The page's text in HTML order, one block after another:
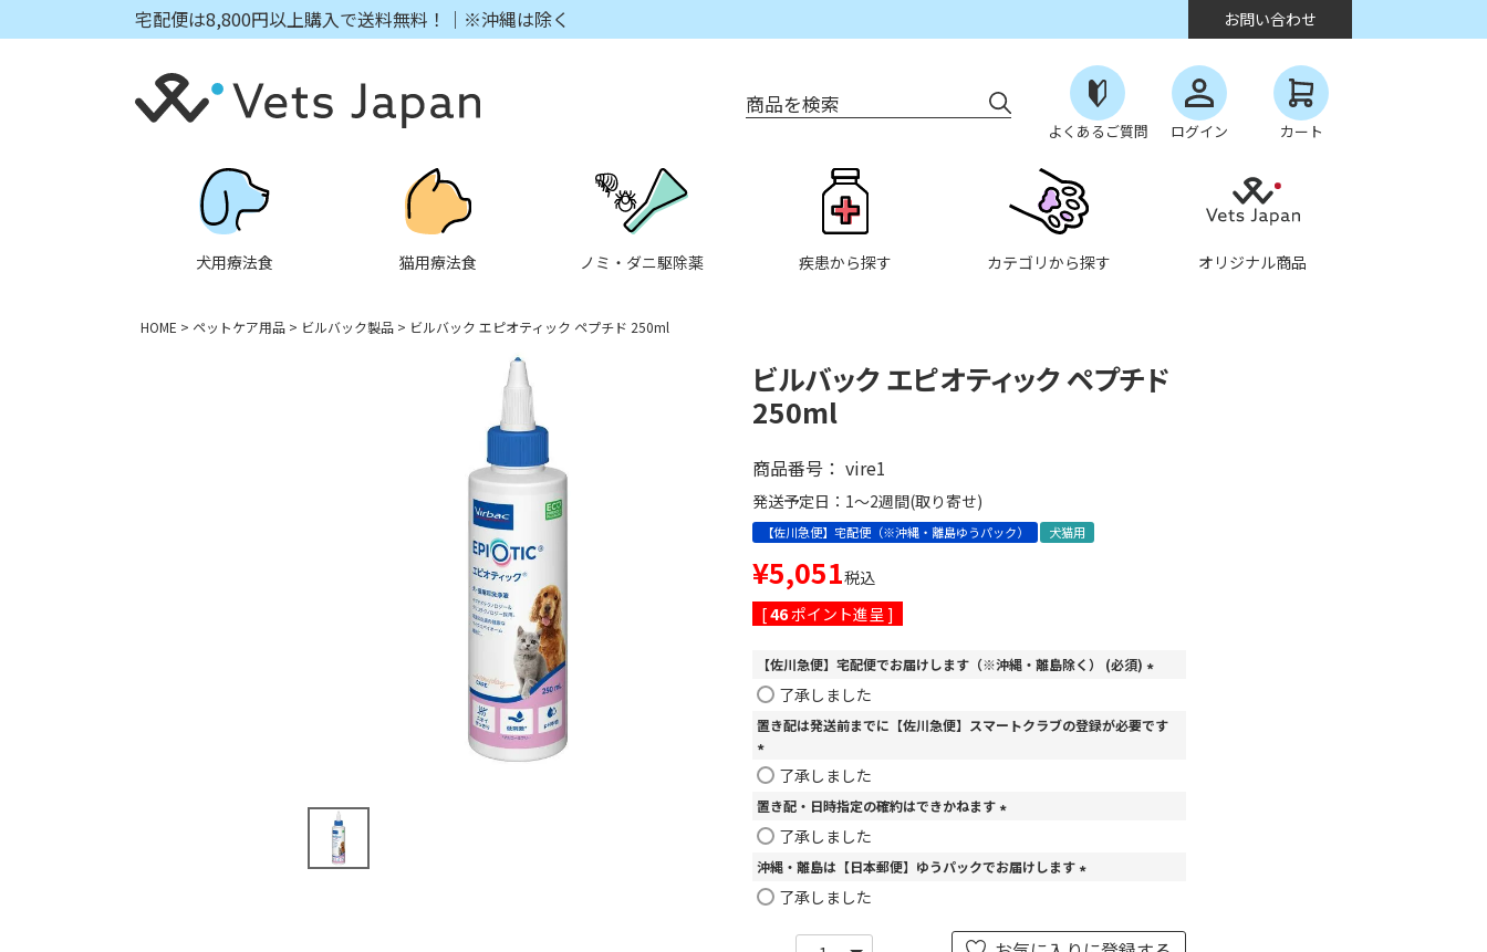
宅配便は8,800円以上購入で送料無料！｜※沖縄は除く お問い合わせ
商品を検索
よくあるご質問 ログイン カート
犬用療法食 猫用療法食 ノミ・ダニ駆除薬 疾患から探す カテゴリから探す オリジナル商品
HOME ペットケア用品 ビルバック製品 ビルバック エピオティック ペプチド 250ml
ビルバック エピオティック ペプチド
250ml
商品番号 vire1
発送予定日：1～2週間(取り寄せ)
【佐川急便】宅配便（※沖縄・離島ゆうパック） 犬猫用
¥5,051税込
[46ポイント進呈 ]
【佐川急便】宅配便でお届けします（※沖縄・離島除く） (必須)
須
了承しました
置き配は発送前までに【佐川急便】スマートクラブの登録が必要です
(
必
須
)
了承しました
置き配・日時指定の確約はできかねます
須
了承しました
沖縄・離島は【日本郵便】ゆうパックでお届けします
須
了承しました